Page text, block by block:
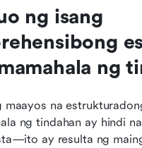
ng isang
ng
maayos na
ng tindahan ay hindi
ay resulta ng